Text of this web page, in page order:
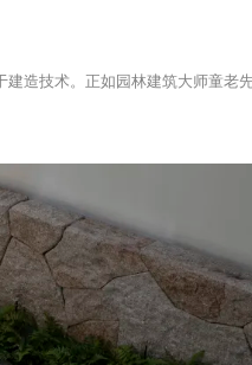
造技术。正如园林建筑大师童老